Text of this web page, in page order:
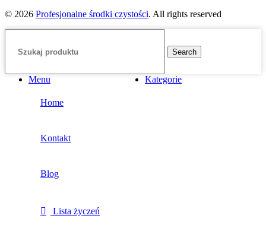
© 2026 Profesjonalne środki czystości. All rights reserved
Search
Menu Kategorie
Home
Kontakt
Blog
Lista życzeń